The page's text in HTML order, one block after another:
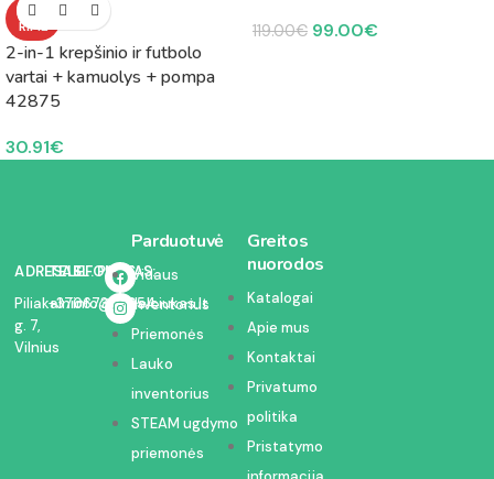
NETU
RIME
2-in-1 krepšinio ir futbolo
vartai + kamuolys + pompa
42875
30.91€
119.00€ 99.00€
ADRESAS:
Piliakalnio
g. 7,
Vilnius
TELEFONAS:
+37067350054
EL. PAŠTAS:
info@kodelciukas.lt
Parduotuvė
Vidaus
inventorius
Priemonės
Lauko
inventorius
STEAM ugdymo
priemonės
Greitos
nuorodos
Katalogai
Apie mus
Kontaktai
Privatumo
politika
Pristatymo